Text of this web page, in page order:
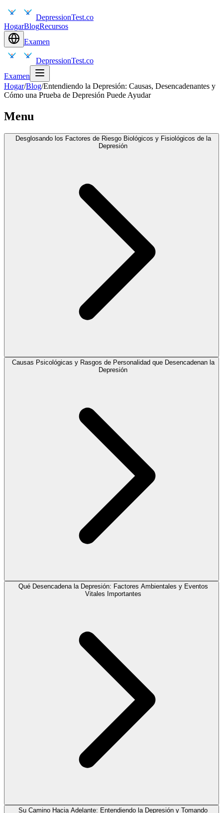
DepressionTest.co
HogarBlogRecursos
Examen
DepressionTest.co
Examen
Hogar/Blog/Entendiendo la Depresión: Causas, Desencadenantes y
Cómo una Prueba de Depresión Puede Ayudar
Menu
Desglosando los Factores de Riesgo Biológicos y Fisiológicos de la
Depresión
Causas Psicológicas y Rasgos de Personalidad que Desencadenan la
Depresión
Qué Desencadena la Depresión: Factores Ambientales y Eventos
Vitales Importantes
Su Camino Hacia Adelante: Entendiendo la Depresión y Tomando